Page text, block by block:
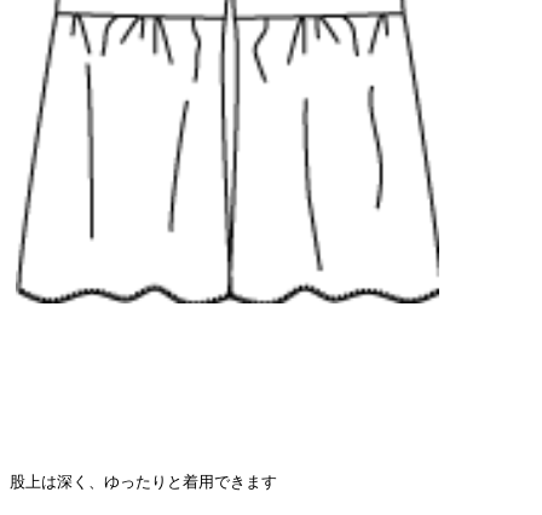
股上は深く、ゆったりと着用できます